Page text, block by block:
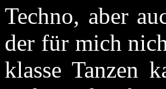
Techno, aber
der für mich
klasse Tanzen